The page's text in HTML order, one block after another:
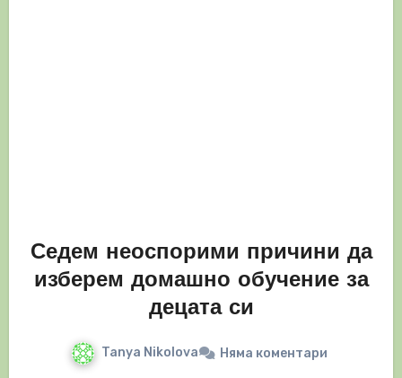
Седем неоспорими причини да
изберем домашно обучение за
децата си
Tanya Nikolova Няма коментари